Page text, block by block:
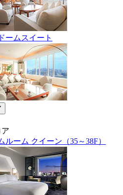
ームスイート
ルーム クイーン（35～38F）